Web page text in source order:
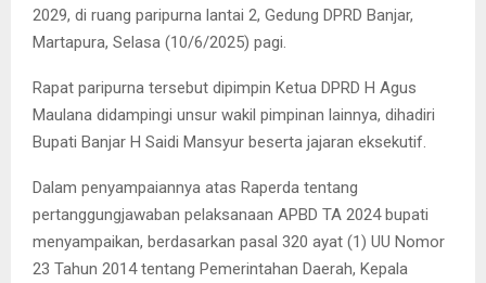
2029, di ruang paripurna lantai 2, Gedung DPRD Banjar,
Martapura, Selasa (10/6/2025) pagi.
Rapat paripurna tersebut dipimpin Ketua DPRD H Agus
Maulana didampingi unsur wakil pimpinan lainnya, dihadiri
Bupati Banjar H Saidi Mansyur beserta jajaran eksekutif.
Dalam penyampaiannya atas Raperda tentang
pertanggungjawaban pelaksanaan APBD TA 2024 bupati
menyampaikan, berdasarkan pasal 320 ayat (1) UU Nomor
23 Tahun 2014 tentang Pemerintahan Daerah, Kepala